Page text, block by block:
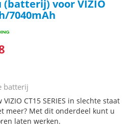
(batterij) voor VIZIO
7040mAh
batterij
CT15 SERIES in slechte staat
meer? Met dit onderdeel kunt u
laten werken.